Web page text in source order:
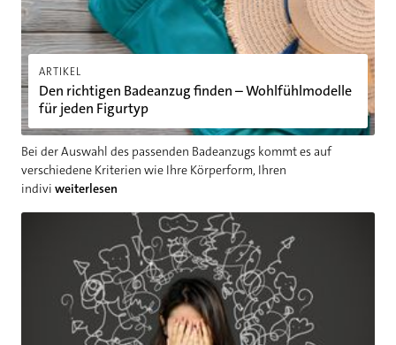
ARTIKEL
Den richtigen Badeanzug finden – Wohlfühlmodelle
für jeden Figurtyp
Bei der Auswahl des passenden Badeanzugs kommt es auf
verschiedene Kriterien wie Ihre Körperform, Ihren
indivi weiterlesen
Wenn der Stress zu viel wird: Folgen und Gegenmaßnahmen